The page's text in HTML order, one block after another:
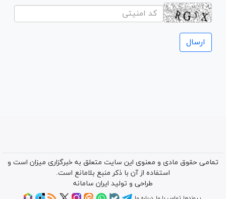
تمامی حقوق مادی و معنوی این سایت متعلق به خبرگزاری میزان است و
استفاده از آن با ذکر منبع بلامانع است.
طراحی و تولید ایران سامانه